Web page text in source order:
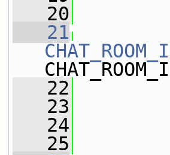
   20
   21
   22
   23
   24
   25